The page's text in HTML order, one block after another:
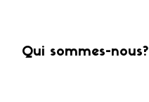
Qui sommes-nous?